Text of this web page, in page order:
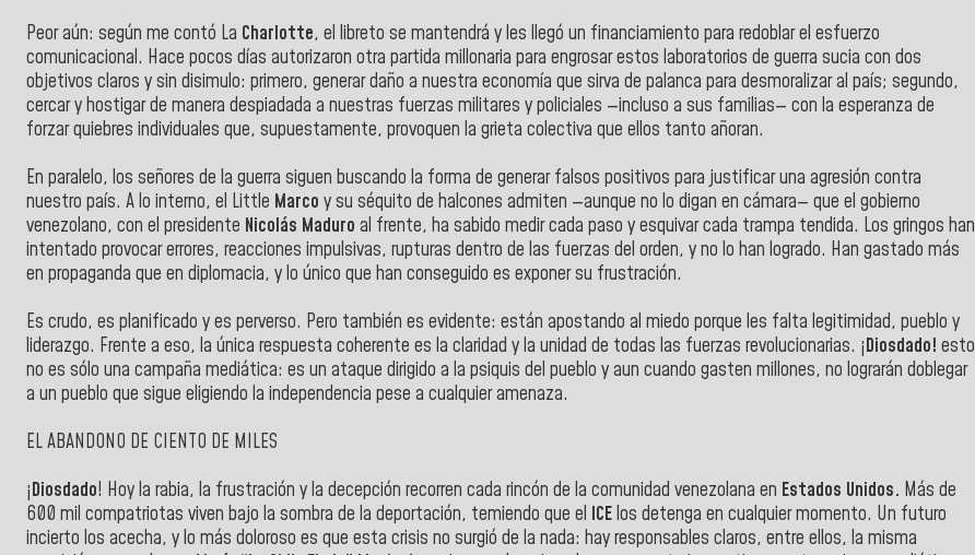
Peor aún: según me contó La Charlotte, el libreto se mantendrá y les llegó un financiamiento para redoblar el esfuerzo
comunicacional. Hace pocos días autorizaron otra partida millonaria para engrosar estos laboratorios de guerra sucia con dos
objetivos claros y sin disimulo: primero, generar daño a nuestra economía que sirva de palanca para desmoralizar al país; segundo,
cercar y hostigar de manera despiadada a nuestras fuerzas militares y policiales —incluso a sus familias— con la esperanza de
forzar quiebres individuales que, supuestamente, provoquen la grieta colectiva que ellos tanto añoran.
En paralelo, los señores de la guerra siguen buscando la forma de generar falsos positivos para justificar una agresión contra
nuestro país. A lo interno, el Little Marco y su séquito de halcones admiten —aunque no lo digan en cámara— que el gobierno
venezolano, con el presidente Nicolás Maduro al frente, ha sabido medir cada paso y esquivar cada trampa tendida. Los gringos han
intentado provocar errores, reacciones impulsivas, rupturas dentro de las fuerzas del orden, y no lo han logrado. Han gastado más
en propaganda que en diplomacia, y lo único que han conseguido es exponer su frustración.
Es crudo, es planificado y es perverso. Pero también es evidente: están apostando al miedo porque les falta legitimidad, pueblo y
liderazgo. Frente a eso, la única respuesta coherente es la claridad y la unidad de todas las fuerzas revolucionarias. ¡Diosdado! esto
no es sólo una campaña mediática: es un ataque dirigido a la psiquis del pueblo y aun cuando gasten millones, no lograrán doblegar
a un pueblo que sigue eligiendo la independencia pese a cualquier amenaza.
EL ABANDONO DE CIENTO DE MILES
¡Diosdado! Hoy la rabia, la frustración y la decepción recorren cada rincón de la comunidad venezolana en Estados Unidos. Más de
600 mil compatriotas viven bajo la sombra de la deportación, temiendo que el ICElos detenga en cualquier momento. Un futuro
incierto los acecha, y lo más doloroso es que esta crisis no surgió de la nada: hay responsables claros, entre ellos, la misma